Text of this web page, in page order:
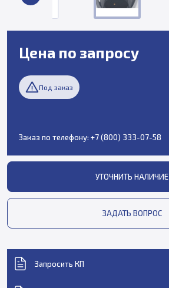
Цена по запросу
Под заказ
Заказ по телефону: +7 (800) 333-07-58
УТОЧНИТЬ НАЛИЧИЕ
ЗАДАТЬ ВОПРОС
Запросить КП